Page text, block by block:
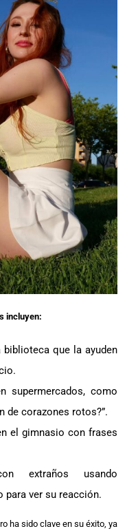
incluyen:
que la ayuden
supermercados, como
de corazones rotos?”.
el gimnasio con frases
extraños usando
para ver su reacción.
ha sido clave en su éxito, ya